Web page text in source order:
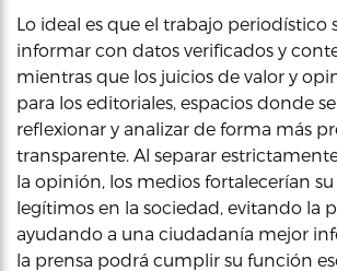
Lo ideal es que el trabajo periodístico
informar con datos verificados y
mientras que los juicios de valor y
para los editoriales, espacios donde
reflexionar y analizar de forma más
transparente. Al separar
la opinión, los medios fortalecerían
legítimos en la sociedad, evitando la
ayudando a una ciudadanía mejor
la prensa podrá cumplir su función